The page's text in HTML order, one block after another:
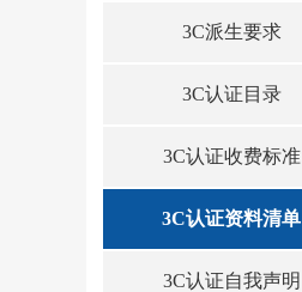
3C派生要求
3C认证目录
3C认证收费标准
3C认证资料清单
3C认证自我声明